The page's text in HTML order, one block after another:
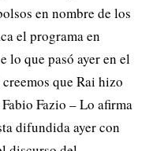
en nombre de los
el programa en
lo que pasó ayer en el
creemos que Rai hizo
Fazio – Lo afirma
difundida ayer con